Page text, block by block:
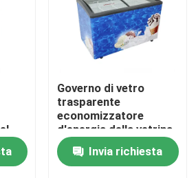
della vetrina
del supermercato
di carne
Governo di vetro
trasparente
economizzatore
d'energia della vetrina
del congelatore
dell'esposizione del
gelato di lunghezza di
Invia richiesta